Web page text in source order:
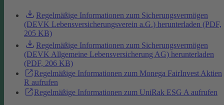
Regelmäßige Informationen zum Sicherungsvermögen
(DEVK Lebensversicherungsverein a.G.) herunterladen (PDF,
205 KB)
Regelmäßige Informationen zum Sicherungsvermögen
(DEVK Allgemeine Lebensversicherung AG) herunterladen
(PDF, 206 KB)
Regelmäßige Informationen zum Monega FairInvest Aktien
R aufrufen
Regelmäßige Informationen zum UniRak ESG A aufrufen